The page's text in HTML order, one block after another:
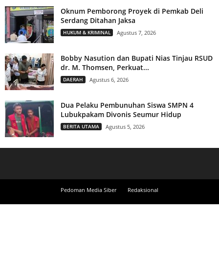
Oknum Pemborong Proyek di Pemkab Deli
Serdang Ditahan Jaksa
HUKUM & KRIMINAL Agustus 7, 2026
Bobby Nasution dan Bupati Nias Tinjau RSUD
dr. M. Thomsen, Perkuat...
DAERAH Agustus 6, 2026
Dua Pelaku Pembunuhan Siswa SMPN 4
Lubukpakam Divonis Seumur Hidup
BERITA UTAMA Agustus 5, 2026
Pedoman Media Siber Redaksional